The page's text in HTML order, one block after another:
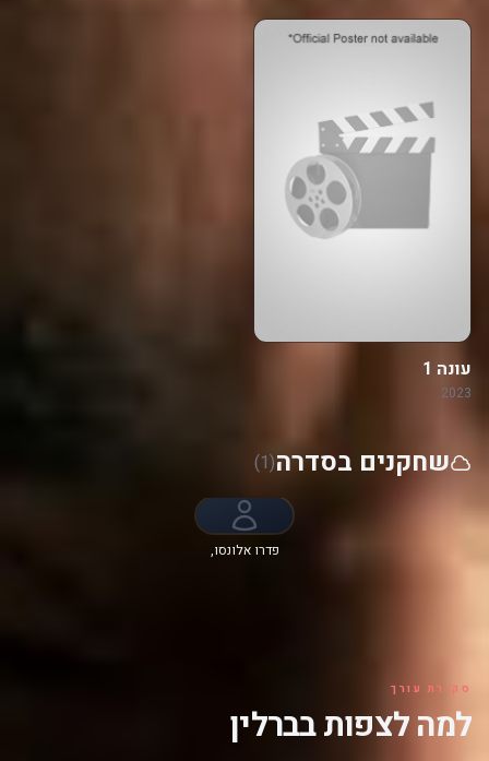
עונה 1
2023
שחקנים בסדרה(1)
פדרו אלונסו,
סקירת עורך
למה לצפות בברלין